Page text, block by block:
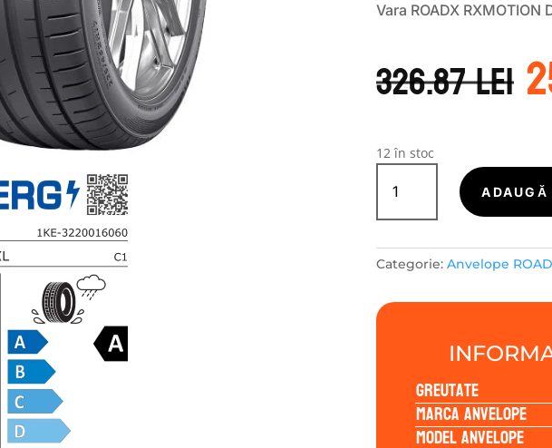
Vara ROADX
326.87leia
12 în stoc
Cantitate
ROADX-
TURISME
DU71
225/45R18
95Y
ADAUGĂ
Categorie: Anvelope
Greutate
Marca anvelope
Model anvelope